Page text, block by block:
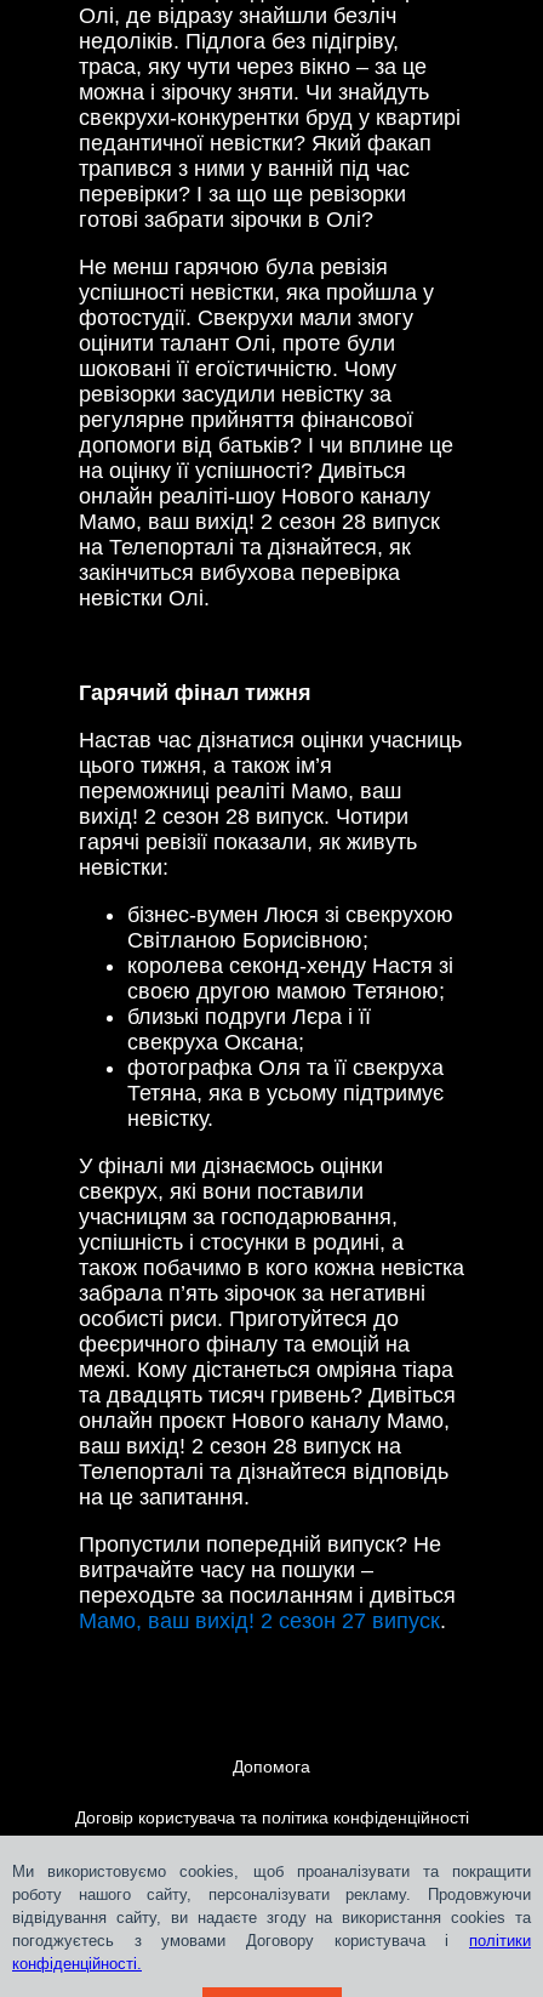
Ми використовуємо cookies, щоб проаналізувати та покращити
роботу нашого сайту, персоналізувати рекламу. Продовжуючи
відвідування сайту, ви надаєте згоду на використання cookies та
погоджуєтесь з умовами Договору користувача і політики
конфіденційності.
Олі, де відразу знайшли безліч
недоліків. Підлога без підігріву,
траса, яку чути через вікно – за це
можна і зірочку зняти. Чи знайдуть
свекрухи-конкурентки бруд у квартирі
педантичної невістки? Який факап
трапився з ними у ванній під час
перевірки? І за що ще ревізорки
готові забрати зірочки в Олі?
Не менш гарячою була ревізія
успішності невістки, яка пройшла у
фотостудії. Свекрухи мали змогу
оцінити талант Олі, проте були
шоковані її егоїстичністю. Чому
ревізорки засудили невістку за
регулярне прийняття фінансової
допомоги від батьків? І чи вплине це
на оцінку її успішності? Дивіться
онлайн реаліті-шоу Нового каналу
Мамо, ваш вихід! 2 сезон 28 випуск
на Телепорталі та дізнайтеся, як
закінчиться вибухова перевірка
невістки Олі.
Гарячий фінал тижня
Настав час дізнатися оцінки учасниць
цього тижня, а також ім’я
переможниці реаліті Мамо, ваш
вихід! 2 сезон 28 випуск. Чотири
гарячі ревізії показали, як живуть
невістки:
бізнес-вумен Люся зі свекрухою
Світланою Борисівною;
королева секонд-хенду Настя зі
своєю другою мамою Тетяною;
близькі подруги Лєра і її
свекруха Оксана;
фотографка Оля та її свекруха
Тетяна, яка в усьому підтримує
невістку.
У фіналі ми дізнаємось оцінки
свекрух, які вони поставили
учасницям за господарювання,
успішність і стосунки в родині, а
також побачимо в кого кожна невістка
забрала п’ять зірочок за негативні
особисті риси. Приготуйтеся до
феєричного фіналу та емоцій на
межі. Кому дістанеться омріяна тіара
та двадцять тисяч гривень? Дивіться
онлайн проєкт Нового каналу Мамо,
ваш вихід! 2 сезон 28 випуск на
Телепорталі та дізнайтеся відповідь
на це запитання.
Пропустили попередній випуск? Не
витрачайте часу на пошуки –
переходьте за посиланням і дивіться
Мамо, ваш вихід! 2 сезон 27 випуск.
Допомога
Договір користувача та політика конфіденційності
Контакти
Розміщення реклами